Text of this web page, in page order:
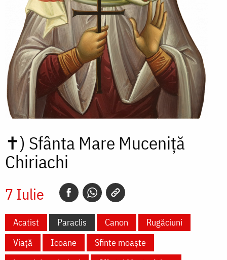
✝) Sfânta Mare Muceniță
Chiriachi
7 Iulie
Acatist Paraclis Canon
Rugăciuni
Viață
Icoane
Sfinte moaște